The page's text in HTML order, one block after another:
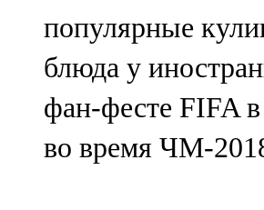
106,2 FM
Минзәлә
107,3 FM
Мөслим
популярные
блюда у
фан-фесте FIFA
во время ЧМ-